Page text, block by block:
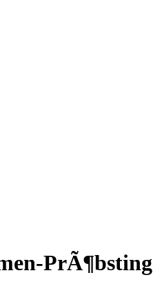
PrÃ¶bsting